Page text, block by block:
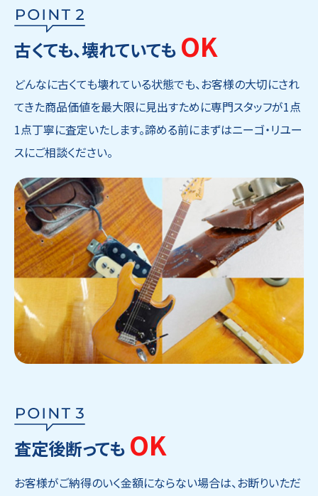
古くても、壊れていても OK
どんなに古くても壊れている状態でも、お客様の大切にされ
てきた商品価値を最大限に見出すために専門スタッフが1点
1点丁寧に査定いたします。諦める前にまずはニーゴ・リユー
スにご相談ください。
査定後断っても OK
お客様がご納得のいく金額にならない場合は、お断りいただ